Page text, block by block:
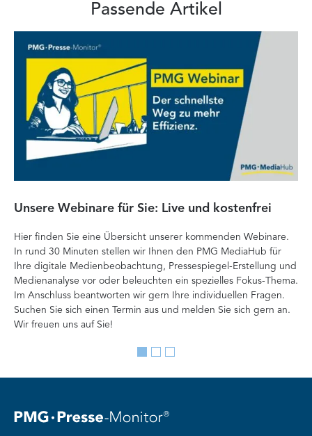
Passende Artikel
Unsere Webinare für Sie: Live und kostenfrei
Hier finden Sie eine Übersicht unserer kommenden Webinare.
In rund 30 Minuten stellen wir Ihnen den PMG MediaHub für
Ihre digitale Medienbeobachtung, Pressespiegel-Erstellung und
Medienanalyse vor oder beleuchten ein spezielles Fokus-Thema.
Im Anschluss beantworten wir gern Ihre individuellen Fragen.
Suchen Sie sich einen Termin aus und melden Sie sich gern an.
Wir freuen uns auf Sie!
Go
slide
Go
slide
Go
slide